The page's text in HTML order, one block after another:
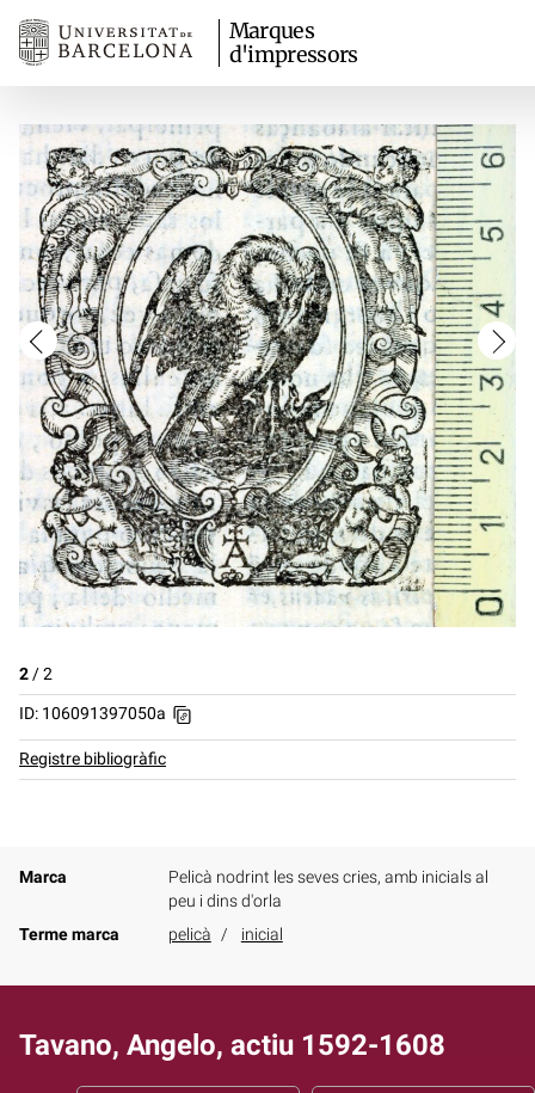
Marques
d'impressors
2/2
ID: 106091397050a
Registre bibliogràfic
Marca
Pelicà nodrint les seves cries, amb inicials al
peu i dins d'orla
Terme marca
pelicà inicial
Tavano, Angelo, actiu 1592-1608